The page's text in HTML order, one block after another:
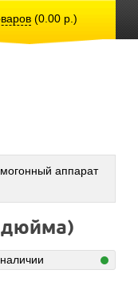
(0.00 р.)
аппарат
дюйма)